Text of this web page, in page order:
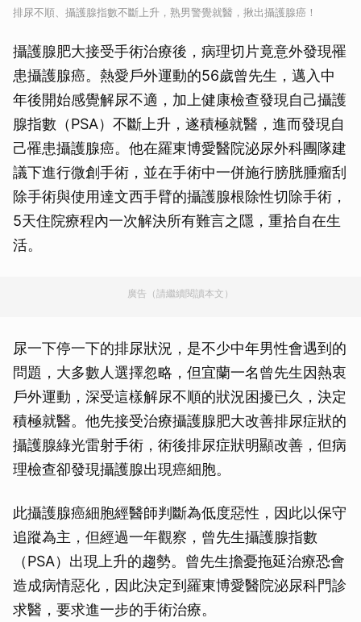
排尿不順、攝護腺指數不斷上升，熟男警覺就醫，揪出攝護腺癌！
攝護腺肥大接受手術治療後，病理切片竟意外發現罹
患攝護腺癌。熱愛戶外運動的56歲曾先生，邁入中
年後開始感覺解尿不適，加上健康檢查發現自己攝護
腺指數（PSA）不斷上升，遂積極就醫，進而發現自
己罹患攝護腺癌。他在羅東博愛醫院泌尿外科團隊建
議下進行微創手術，並在手術中一併施行膀胱腫瘤刮
除手術與使用達文西手臂的攝護腺根除性切除手術，
5天住院療程內一次解決所有難言之隱，重拾自在生
活。
廣告（請繼續閱讀本文）
尿一下停一下的排尿狀況，是不少中年男性會遇到的
問題，大多數人選擇忽略，但宜蘭一名曾先生因熱衷
戶外運動，深受這樣解尿不順的狀況困擾已久，決定
積極就醫。他先接受治療攝護腺肥大改善排尿症狀的
攝護腺綠光雷射手術，術後排尿症狀明顯改善，但病
理檢查卻發現攝護腺出現癌細胞。
此攝護腺癌細胞經醫師判斷為低度惡性，因此以保守
追蹤為主，但經過一年觀察，曾先生攝護腺指數
（PSA）出現上升的趨勢。曾先生擔憂拖延治療恐會
造成病情惡化，因此決定到羅東博愛醫院泌尿科門診
求醫，要求進一步的手術治療。